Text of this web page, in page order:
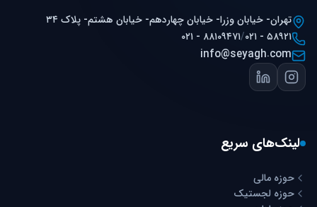
تهران- خیابان وزرا- خیابان چهاردهم- خیابان هشتم- پلاک ۳۴
۰۲۱ - ۸۸۱۰۹۴۷۱/۰۲۱ - ۵۸۹۲۱
info@seyagh.com
لینک‌های سریع
حوزه مالی
حوزه لجستیک